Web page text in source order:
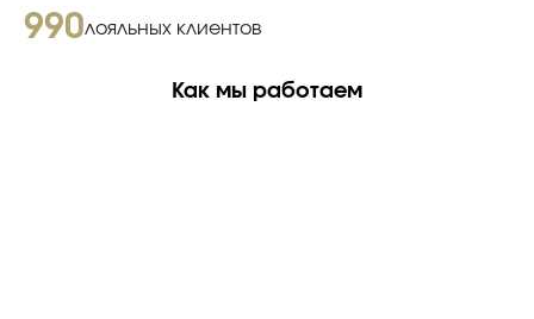
990лояльных клиентов
Как мы работаем